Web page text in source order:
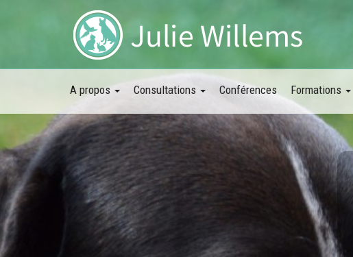
A propos Consultations Conférences Formations